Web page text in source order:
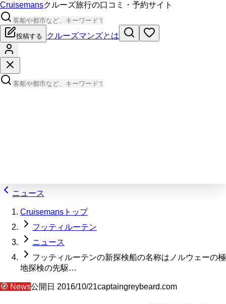
Cruisemansクルーズ旅行の口コミ・予約サイト
投稿する クルーズマンズとは
ニュース
Cruisemansトップ
フッティルーテン
ニュース
フッティルーテンの新探検船の名称はノルウェーの極
地探検の先駆…
🧭 News公開日 2016/10/21captaingreybeard.com